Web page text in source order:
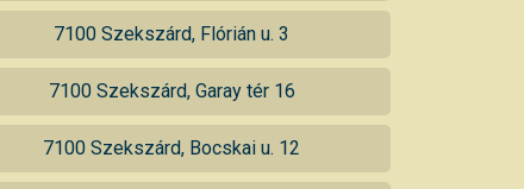
7100 Szekszárd, Flórián u. 3
7100 Szekszárd, Garay tér 16
7100 Szekszárd, Bocskai u. 12